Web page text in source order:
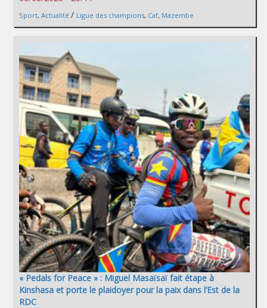
Sport, Actualité / Ligue des champions, Caf, Mazembe
« Pedals for Peace » : Miguel Masaïsaï fait étape à
Kinshasa et porte le plaidoyer pour la paix dans l’Est de la
RDC